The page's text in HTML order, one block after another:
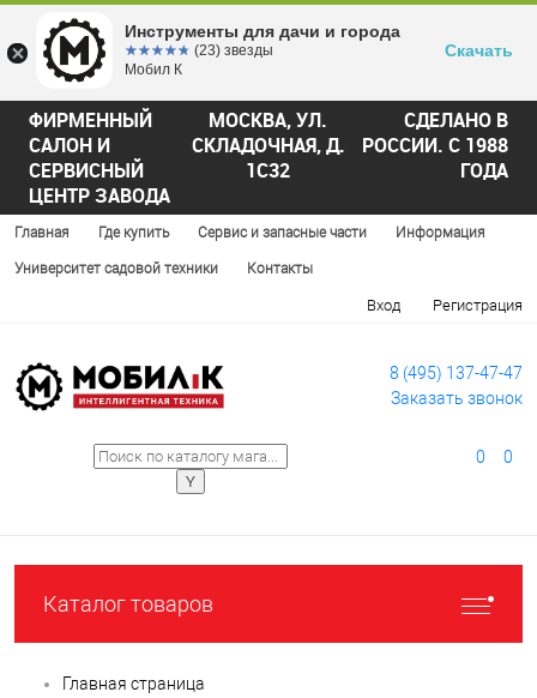
ФИРМЕННЫЙ
САЛОН И
СЕРВИСНЫЙ
ЦЕНТР ЗАВОДА
МОСКВА, УЛ.
СКЛАДОЧНАЯ, Д.
1С32
СДЕЛАНО В
РОССИИ. С 1988
ГОДА
Главная Где купить Сервис и запасные части Информация
Университет садовой техники Контакты
Вход Регистрация
8 (495) 137-47-47
Заказать звонок
0 0
Каталог товаров
Главная страница
Инструменты для дачи и города
☆☆☆☆☆
★★★★★ (23) звезды
Мобил К
Скачать